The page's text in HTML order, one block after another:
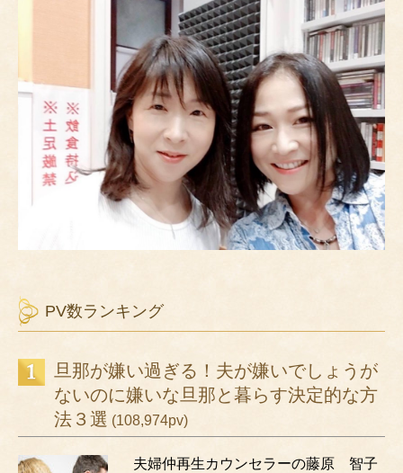
PV数ランキング
旦那が嫌い過ぎる！夫が嫌いでしょうが
ないのに嫌いな旦那と暮らす決定的な方
法３選 (108,974pv)
夫婦仲再生カウンセラーの藤原 智子